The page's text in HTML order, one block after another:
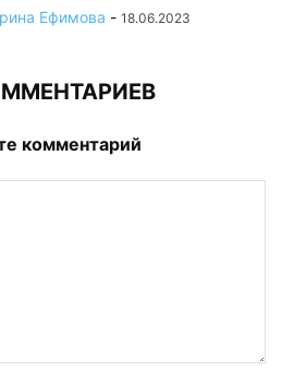
Ефимова - 18.06.2023
комментарий